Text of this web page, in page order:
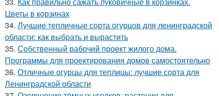
Цветы в корзинах
34. Лучшие тепличные сорта огурцов для ленинградской
области: как выбрать и вырастить
35. Собственный рабочий проект жилого дома.
Программы для проектирования домов самостоятельно
36. Отличные огурцы для теплицы: лучшие сорта для
Ленинградской области